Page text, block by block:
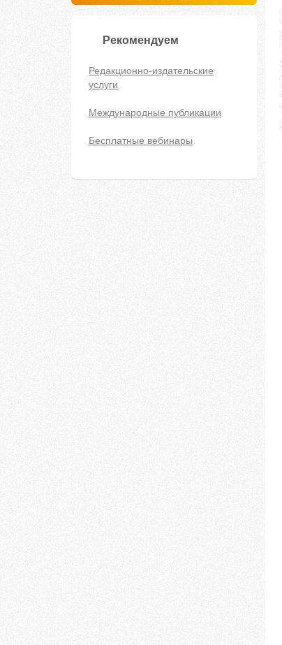
Рекомендуем
Редакционно-издательские
услуги
Международные публикации
Бесплатные вебинары